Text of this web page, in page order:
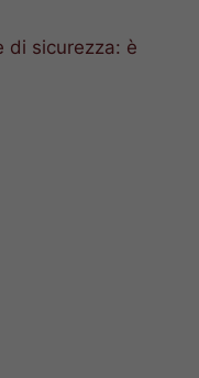
di sicurezza: è